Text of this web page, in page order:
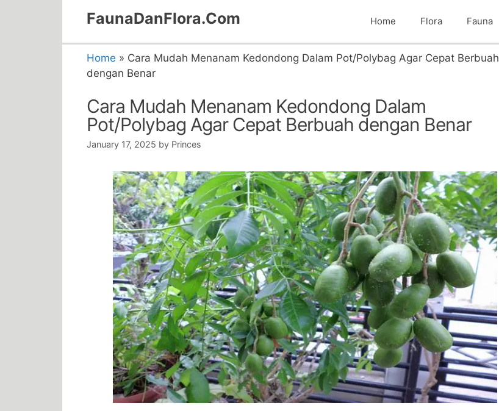
FaunaDanFlora.Com Home Flora Fauna
Home » Cara Mudah Menanam Kedondong Dalam Pot/Polybag Agar Cepat Berbuah
dengan Benar
Cara Mudah Menanam Kedondong Dalam
Pot/Polybag Agar Cepat Berbuah dengan Benar
January 17, 2025 by Princes